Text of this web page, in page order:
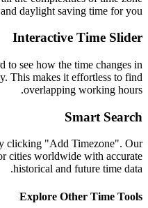
daylight saving time for you.
Interactive Time Slider
to see how the time changes in
This makes it effortless to find
overlapping working hours.
Smart Search
clicking "Add Timezone". Our
cities worldwide with accurate
historical and future time data.
Explore Other Time Tools